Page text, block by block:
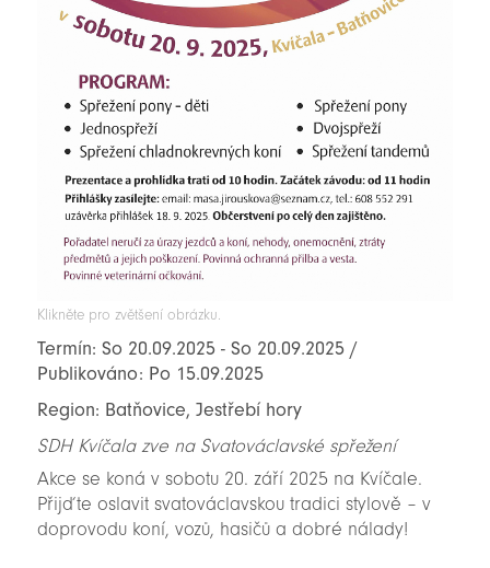
Klikněte pro zvětšení obrázku.
Termín: So 20.09.2025 - So 20.09.2025 /
Publikováno: Po 15.09.2025
Region: Batňovice, Jestřebí hory
SDH Kvíčala zve na Svatováclavské spřežení
Akce se koná v sobotu 20. září 2025 na Kvíčale.
Přijďte oslavit svatováclavskou tradici stylově – v
doprovodu koní, vozů, hasičů a dobré nálady!